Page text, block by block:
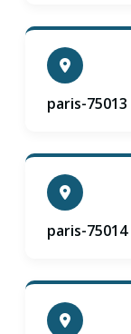
paris-75013
paris-75014